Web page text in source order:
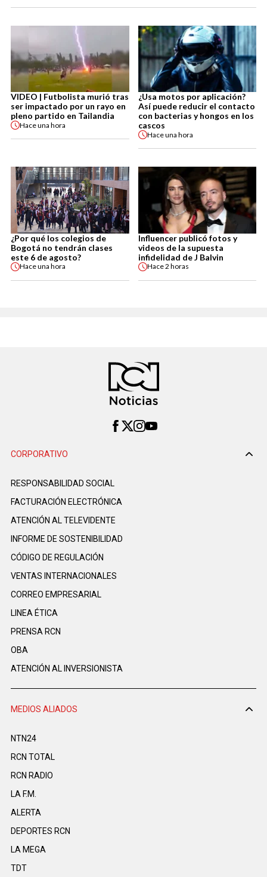
VIDEO | Futbolista murió tras
ser impactado por un rayo en
pleno partido en Tailandia
Haceuna hora
¿Usa motos por aplicación?
Así puede reducir el contacto
con bacterias y hongos en los
cascos
Haceuna hora
¿Por qué los colegios de
Bogotá no tendrán clases
este 6 de agosto?
Haceuna hora
Influencer publicó fotos y
videos de la supuesta
infidelidad de J Balvin
Hace2 horas
CORPORATIVO
RESPONSABILIDAD SOCIAL
FACTURACIÓN ELECTRÓNICA
ATENCIÓN AL TELEVIDENTE
INFORME DE SOSTENIBILIDAD
CÓDIGO DE REGULACIÓN
VENTAS INTERNACIONALES
CORREO EMPRESARIAL
LINEA ÉTICA
PRENSA RCN
OBA
ATENCIÓN AL INVERSIONISTA
MEDIOS ALIADOS
NTN24
RCN TOTAL
RCN RADIO
LA F.M.
ALERTA
DEPORTES RCN
LA MEGA
TDT